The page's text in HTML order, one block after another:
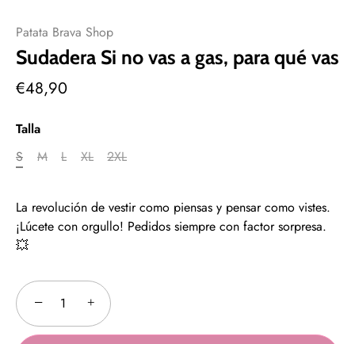
Patata Brava Shop
Sudadera Si no vas a gas, para qué vas
€48,90
Talla
S
M L XL 2XL
La revolución de vestir como piensas y pensar como vistes.
¡Lúcete con orgullo! Pedidos siempre con factor sorpresa.
💥
− +